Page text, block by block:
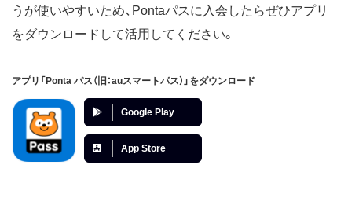
うが使いやすいため、Pontaパスに入会したらぜひアプリ
をダウンロードして活用してください。
アプリ「Ponta パス（旧：auスマートパス）」をダウンロード
Google Play
App Store